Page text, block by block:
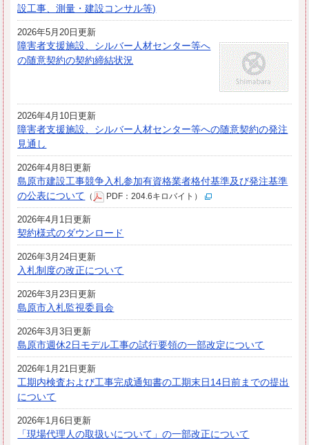
設工事、測量・建設コンサル等)
2026年5月20日更新
障害者支援施設、シルバー人材センター等へ
の随意契約の契約締結状況
2026年4月10日更新
障害者支援施設、シルバー人材センター等への随意契約の発注
見通し
2026年4月8日更新
島原市建設工事競争入札参加有資格業者格付基準及び発注基準
の公表について （ PDF：204.6キロバイト）
2026年4月1日更新
契約様式のダウンロード
2026年3月24日更新
入札制度の改正について
2026年3月23日更新
島原市入札監視委員会
2026年3月3日更新
島原市週休2日モデル工事の試行要領の一部改定について
2026年1月21日更新
工期内検査および工事完成通知書の工期末日14日前までの提出
について
2026年1月6日更新
「現場代理人の取扱いについて」の一部改正について